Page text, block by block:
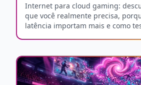
Internet para cloud gaming:
que você realmente precisa,
latência importam mais e como